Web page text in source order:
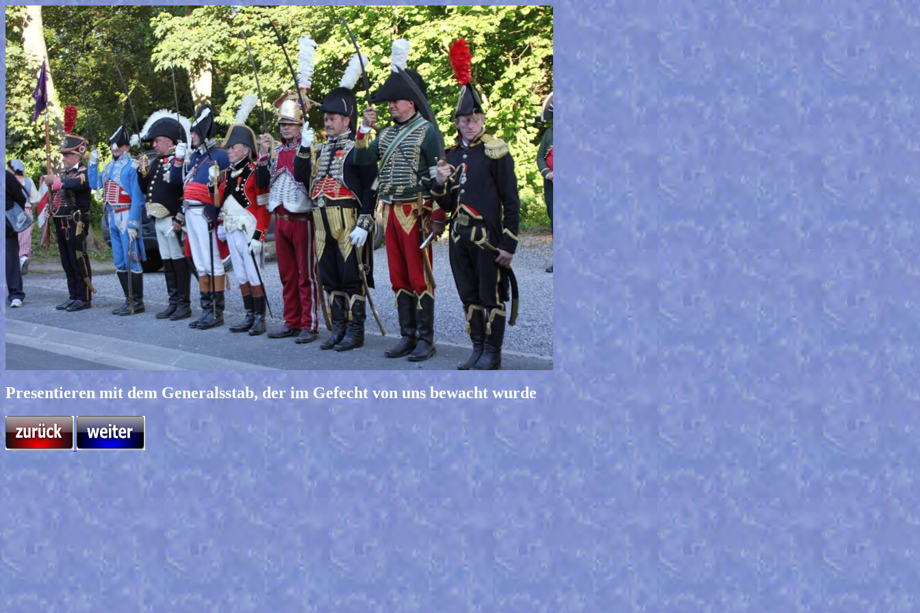
Presentieren mit dem Generalsstab, der im Gefecht von uns bewacht wurde